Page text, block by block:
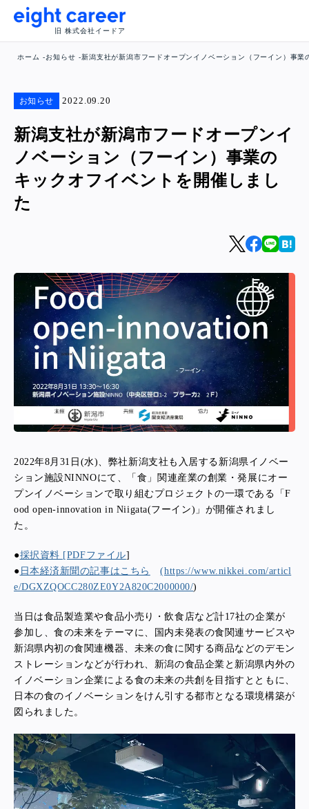
旧 株式会社イードア
ホーム お知らせ 新潟支社が新潟市フードオープンイノベーション（フーイン）事
お知らせ 2022.09.20
新潟支社が新潟市フードオープンイ
ノベーション（フーイン）事業の
キックオフイベントを開催しまし
た
2022年8月31日(水)、弊社新潟支社も入居する新潟県イノベー
ション施設NINNOにて、「食」関連産業の創業・発展にオー
プンイノベーションで取り組むプロジェクトの一環である「F
ood open-innovation in Niigata(フーイン)」が開催されまし
た。
●採択資料 [PDFファイル]
● 日本経済新聞の記事はこちら
(https://www.nikkei.com/articl
e/DGXZQOCC280ZE0Y2A820C2000000/)
当日は食品製造業や食品小売り・飲食店など計17社の企業が
参加し、食の未来をテーマに、国内未発表の食関連サービスや
新潟県内初の食関連機器、未来の食に関する商品などのデモン
ストレーションなどが行われ、新潟の食品企業と新潟県内外の
イノベーション企業による食の未来の共創を目指すとともに、
日本の食のイノベーションをけん引する都市となる環境構築が
図られました。